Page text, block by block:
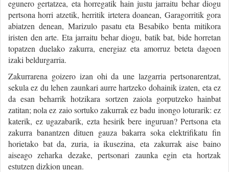
egunero gertatzea, eta horregatik hain justu jarraitu behar diogu
pertsona horri atzetik, herritik irtetera doanean, Garagorritik gora
abiatzen denean, Marizulo pasatu eta Besabiko benta mitikora
iristen den arte. Eta jarraitu behar diogu, batik bat, bide horretan
topatzen duelako zakurra, energiaz eta amorruz beteta dagoen
izaki beldurgarria.
Zakurrarena goizero izan ohi da une lazgarria pertsonarentzat,
sekula ez du lehen zaunkari aurre hartzeko dohainik izaten, eta ez
da esan beharrik hotzikara sortzen zaiola gorputzeko hainbat
zatitan; nola ez zaio sortuko zakurrak ez badu inongo loturarik: ez
katerik, ez ugazabarik, ezta hesirik bere inguruan? Pertsona eta
zakurra banantzen dituen gauza bakarra soka elektrifikatu fin
horietako bat da, zuria, ia ikusezina, eta zakurrak aise baino
aiseago zeharka dezake, pertsonari zaunka egin eta hortzak
estutzen dizkion unean.